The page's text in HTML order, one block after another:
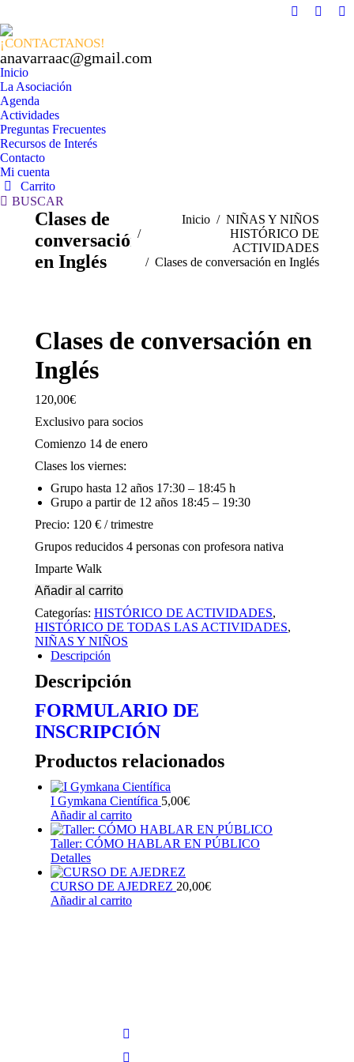
Facebook
X
¡CONTACTANOS!
anavarraac@gmail.com
Inicio
La Asociación
Agenda
Actividades
Preguntas Frecuentes
Recursos de Interés
Contacto
Mi cuenta
Carrito
Buscar:
BUSCAR
Clases de
conversación
en Inglés
Estás aquí:Inicio
NIÑAS Y NIÑOS
HISTÓRICO DE
ACTIVIDADES
Clases de conversación en Inglés
Clases de conversación en
Inglés
120,00€
Exclusivo para socios
Comienzo 14 de enero
Clases los viernes:
Grupo hasta 12 años 17:30 – 18:45 h
Grupo a partir de 12 años 18:45 – 19:30
Precio: 120 € / trimestre
Grupos reducidos 4 personas con profesora nativa
Imparte Walk
Añadir al carrito
Categorías: HISTÓRICO DE ACTIVIDADES,
HISTÓRICO DE TODAS LAS ACTIVIDADES,
NIÑAS Y NIÑOS
Descripción
Descripción
FORMULARIO DE
INSCRIPCIÓN
Productos relacionados
I Gymkana Científica 5,00€
Añadir al carrito
Taller: CÓMO HABLAR EN PÚBLICO
Detalles
producto
tiene
múltiples
página
producto
CURSO DE AJEDREZ 20,00€
Añadir al carrito